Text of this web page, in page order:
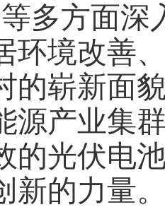
多方面
环境改善
的崭新面
源产业集
的光伏电
新的力量